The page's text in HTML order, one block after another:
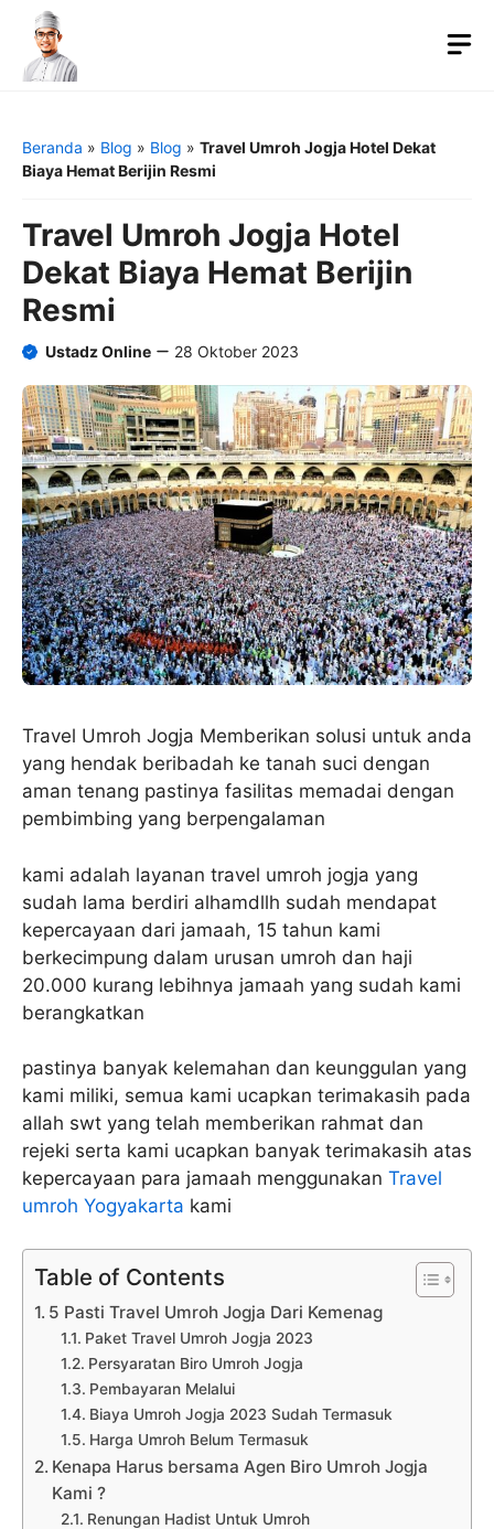
Langsung
Beranda » Blog » Blog » Travel Umroh Jogja Hotel Dekat
Biaya Hemat Berijin Resmi
Travel Umroh Jogja Hotel
Dekat Biaya Hemat Berijin
Resmi
Ustadz Online 28 Oktober 2023
Travel Umroh Jogja Memberikan solusi untuk anda
yang hendak beribadah ke tanah suci dengan
aman tenang pastinya fasilitas memadai dengan
pembimbing yang berpengalaman
kami adalah layanan travel umroh jogja yang
sudah lama berdiri alhamdllh sudah mendapat
kepercayaan dari jamaah, 15 tahun kami
berkecimpung dalam urusan umroh dan haji
20.000 kurang lebihnya jamaah yang sudah kami
berangkatkan
pastinya banyak kelemahan dan keunggulan yang
kami miliki, semua kami ucapkan terimakasih pada
allah swt yang telah memberikan rahmat dan
rejeki serta kami ucapkan banyak terimakasih atas
kepercayaan para jamaah menggunakan Travel
umroh Yogyakarta kami
Table of Contents
5 Pasti Travel Umroh Jogja Dari Kemenag
Paket Travel Umroh Jogja 2023
Persyaratan Biro Umroh Jogja
Pembayaran Melalui
Biaya Umroh Jogja 2023 Sudah Termasuk
Harga Umroh Belum Termasuk
Kenapa Harus bersama Agen Biro Umroh Jogja
Kami ?
Renungan Hadist Untuk Umroh